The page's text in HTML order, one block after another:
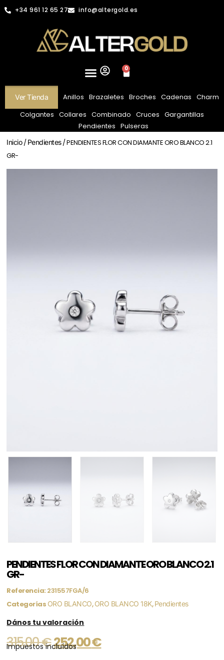
+34 961 12 65 27 info@altergold.es
0
Ver Tienda Anillos Brazaletes Broches Cadenas Charm
Colgantes Collares Combinado Cruces Gargantillas
Pendientes Pulseras
Inicio/Pendientes/ PENDIENTES FLOR CON DIAMANTE ORO BLANCO 2.1
GR-
PENDIENTES FLOR CON DIAMANTE ORO BLANCO 2.1
GR-
Referencia: 231557FGA/6
Categorías ORO BLANCO,ORO BLANCO 18K,Pendientes
Dános tu valoración
315,00€252,00€
Impuestos incluídos